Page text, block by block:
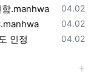
등록일
04.02
함.manhwa
등록일
04.02
등록일
04.02
인정